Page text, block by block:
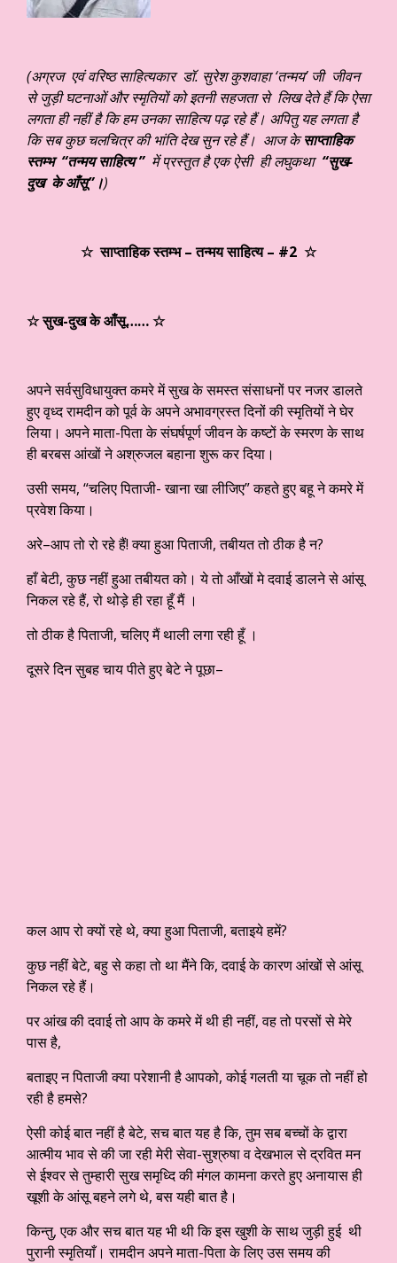
(अग्रज एवं वरिष्ठ साहित्यकार डॉ. सुरेश कुशवाहा ‘तन्मय’ जी जीवन
से जुड़ी घटनाओं और स्मृतियों को इतनी सहजता से लिख देते हैं कि ऐसा
लगता ही नहीं है कि हम उनका साहित्य पढ़ रहे हैं। अपितु यह लगता है
कि सब कुछ चलचित्र की भांति देख सुन रहे हैं। आज केसाप्ताहिक
स्तम्भ “तन्मय साहित्य ”में प्रस्तुत है एक ऐसी ही लघुकथा “सुख-
दुख के आँसू”।)
☆ साप्ताहिक स्तम्भ – तन्मय साहित्य – #2 ☆
☆ सुख-दुख के आँसू…… ☆
अपने सर्वसुविधायुक्त कमरे में सुख के समस्त संसाधनों पर नजर डालते
हुए वृध्द रामदीन को पूर्व के अपने अभावग्रस्त दिनों की स्मृतियों ने घेर
लिया। अपने माता-पिता के संघर्षपूर्ण जीवन के कष्टों के स्मरण के साथ
ही बरबस आंखों ने अश्रुजल बहाना शुरू कर दिया।
उसी समय, “चलिए पिताजी- खाना खा लीजिए” कहते हुए बहू ने कमरे में
प्रवेश किया।
अरे–आप तो रो रहे हैं! क्या हुआ पिताजी, तबीयत तो ठीक है न?
हाँ बेटी, कुछ नहीं हुआ तबीयत को। ये तो आँखों मे दवाई डालने से आंसू
निकल रहे हैं, रो थोड़े ही रहा हूँ मैं ।
तो ठीक है पिताजी, चलिए मैं थाली लगा रही हूँ ।
दूसरे दिन सुबह चाय पीते हुए बेटे ने पूछा–
कल आप रो क्यों रहे थे, क्या हुआ पिताजी, बताइये हमें?
कुछ नहीं बेटे, बहु से कहा तो था मैंने कि, दवाई के कारण आंखों से आंसू
निकल रहे हैं।
पर आंख की दवाई तो आप के कमरे में थी ही नहीं, वह तो परसों से मेरे
पास है,
बताइए न पिताजी क्या परेशानी है आपको, कोई गलती या चूक तो नहीं हो
रही है हमसे?
ऐसी कोई बात नहीं है बेटे, सच बात यह है कि, तुम सब बच्चों के द्वारा
आत्मीय भाव से की जा रही मेरी सेवा-सुश्रुषा व देखभाल से द्रवित मन
से ईश्वर से तुम्हारी सुख समृध्दि की मंगल कामना करते हुए अनायास ही
खूशी के आंसू बहने लगे थे, बस यही बात है।
किन्तु, एक और सच बात यह भी थी कि इस खुशी के साथ जुड़ी हुई थी
पुरानी स्मृतियाँ। रामदीन अपने माता-पिता के लिए उस समय की